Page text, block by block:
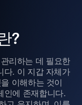
?
리하는 데 필요한
다. 이 지갑 자체가
이해하는 것이
인에 존재합니다.